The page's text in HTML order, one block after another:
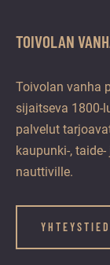
TOIVOLAN
Toivolan vanha
sijaitseva 1800-
palvelut
kaupunki-,
nauttiville.